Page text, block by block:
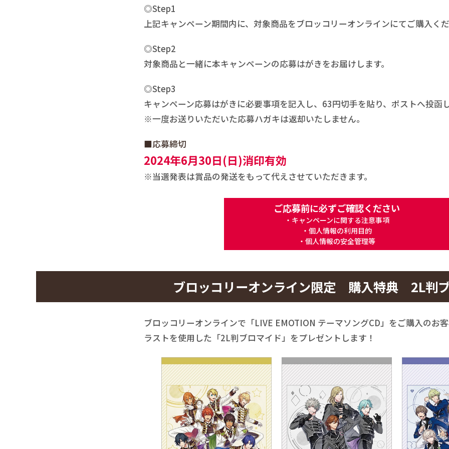
◎Step1
上記キャンペーン期間内に、対象商品をブロッコリーオンラインにてご購入くだ
◎Step2
対象商品と一緒に本キャンペーンの応募はがきをお届けします。
◎Step3
キャンペーン応募はがきに必要事項を記入し、63円切手を貼り、ポストへ投函し
※一度お送りいただいた応募ハガキは返却いたしません。
■応募締切
2024年6月30日(日)消印有効
※当選発表は賞品の発送をもって代えさせていただきます。
ご応募前に必ずご確認ください
・キャンペーンに関する注意事項
・個人情報の利用目的
・個人情報の安全管理等
ブロッコリーオンライン限定 購入特典 2L判
ブロッコリーオンラインで「LIVE EMOTION テーマソングCD」をご購入のお
ラストを使用した「2L判ブロマイド」をプレゼントします！